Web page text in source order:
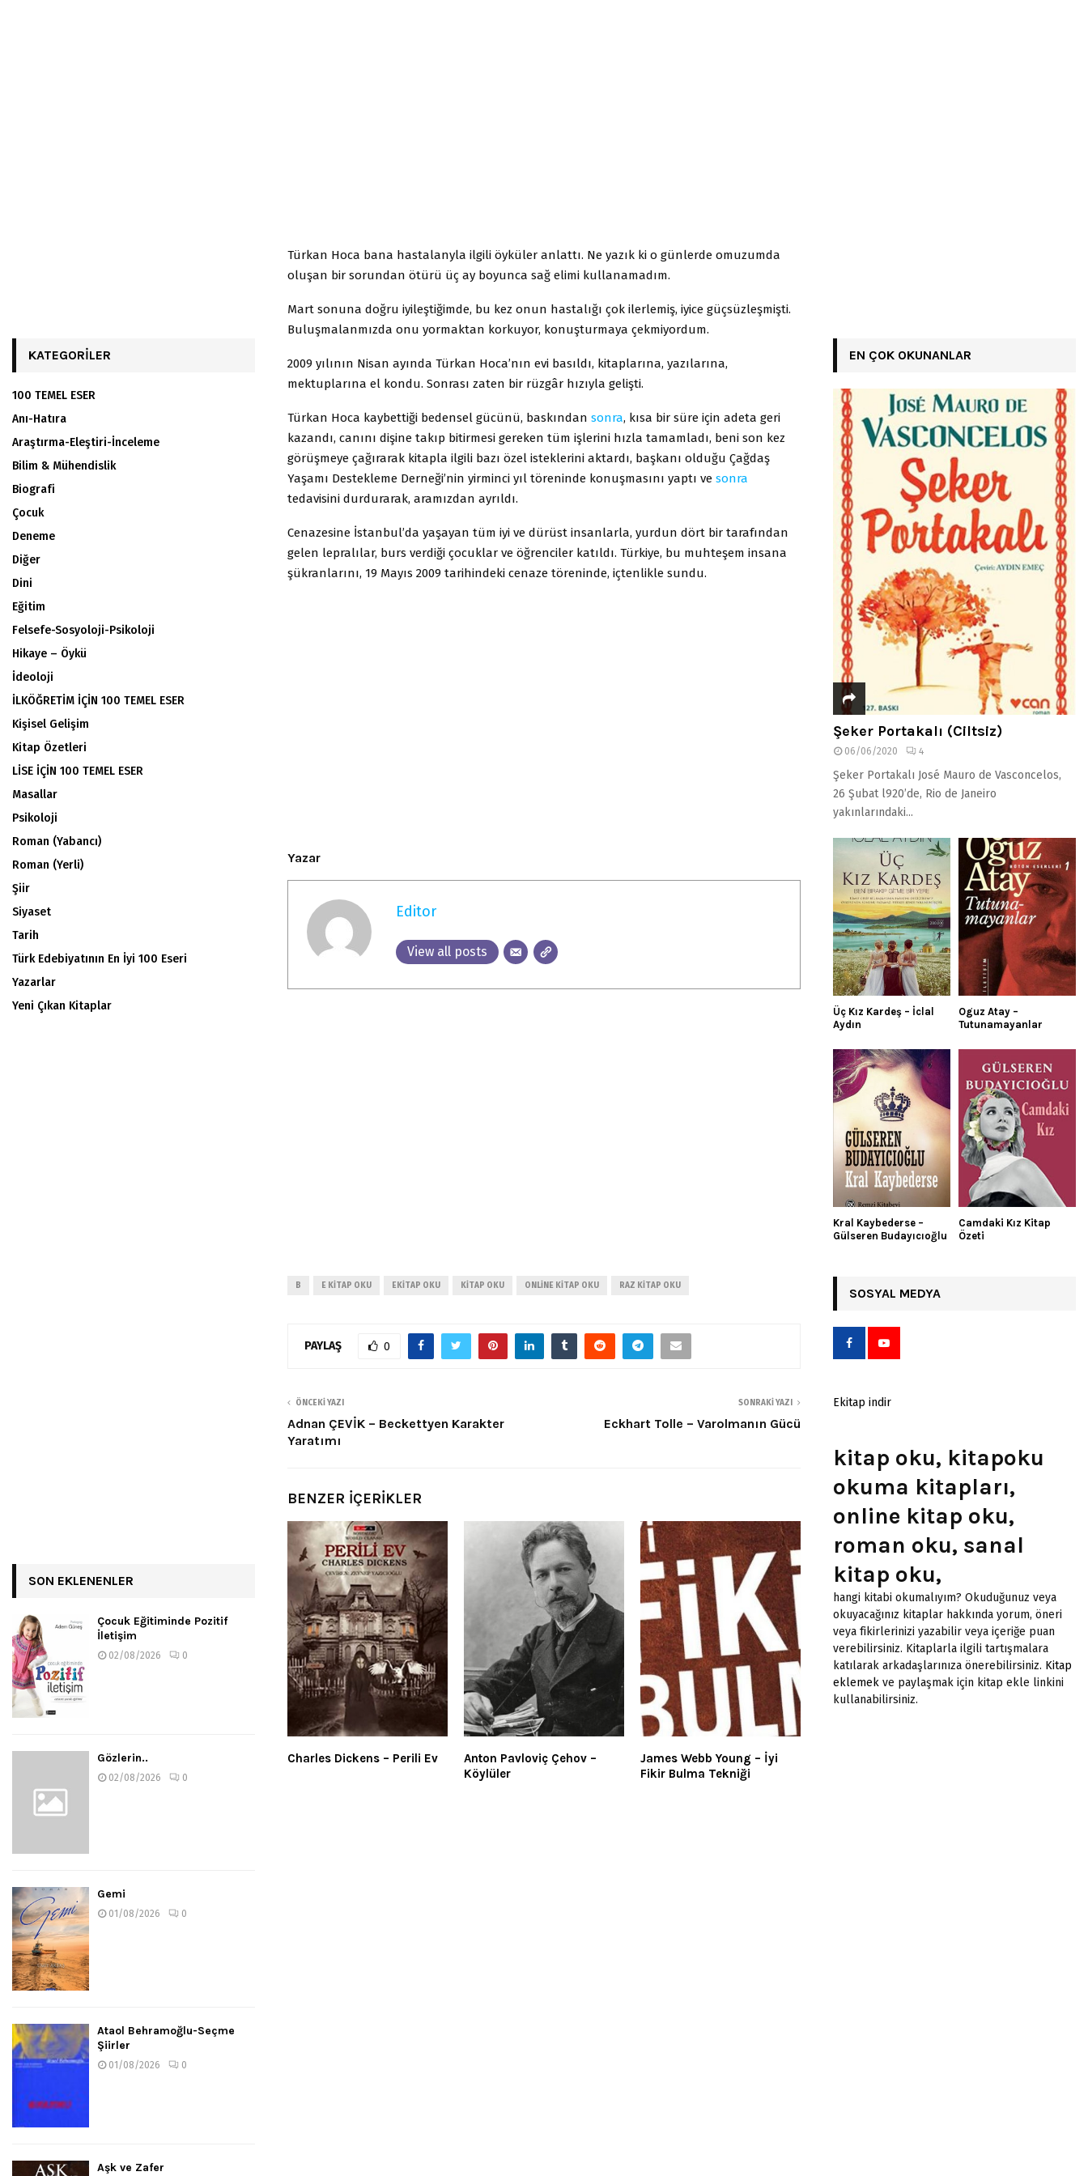
Türkan Hoca bana hastalanyla ilgili öyküler anlattı. Ne yazık ki o günlerde omuzumda
oluşan bir sorundan ötürü üç ay boyunca sağ elimi kullanamadım.
Mart sonuna doğru iyileştiğimde, bu kez onun hastalığı çok ilerlemiş, iyice güçsüzleşmişti.
Buluşmalanmızda onu yormaktan korkuyor, konuşturmaya çekmiyordum.
2009 yılının Nisan ayında Türkan Hoca’nın evi basıldı, kitaplarına, yazılarına,
mektuplarına el kondu. Sonrası zaten bir rüzgâr hızıyla gelişti.
Türkan Hoca kaybettiği bedensel gücünü, baskından sonra, kısa bir süre için adeta geri
kazandı, canını dişine takıp bitirmesi gereken tüm işlerini hızla tamamladı, beni son kez
görüşmeye çağırarak kitapla ilgili bazı özel isteklerini aktardı, başkanı olduğu Çağdaş
Yaşamı Destekleme Derneği’nin yirminci yıl töreninde konuşmasını yaptı ve sonra
tedavisini durdurarak, aramızdan ayrıldı.
Cenazesine İstanbul’da yaşayan tüm iyi ve dürüst insanlarla, yurdun dört bir tarafından
gelen lepralılar, burs verdiği çocuklar ve öğrenciler katıldı. Türkiye, bu muhteşem insana
şükranlarını, 19 Mayıs 2009 tarihindeki cenaze töreninde, içtenlikle sundu.
Yazar
Editor
View all posts
B E KITAP OKU EKITAP OKU KITAP OKU ONLINE KITAP OKU RAZ KITAP OKU
PAYLAŞ 0
ÖNCEKI YAZI
Adnan ÇEVİK – Beckettyen Karakter
Yaratımı
SONRAKI YAZI
Eckhart Tolle – Varolmanın Gücü
BENZER İÇERİKLER
Charles Dickens – Perili Ev
Anton Pavloviç Çehov –
Köylüler
James Webb Young – İyi
Fikir Bulma Tekniği
KATEGORILER
100 TEMEL ESER
Anı-Hatıra
Araştırma-Eleştiri-İnceleme
Bilim & Mühendislik
Biografi
Çocuk
Deneme
Diğer
Dini
Eğitim
Felsefe-Sosyoloji-Psikoloji
Hikaye – Öykü
İdeoloji
İLKÖĞRETİM İÇİN 100 TEMEL ESER
Kişisel Gelişim
Kitap Özetleri
LİSE İÇİN 100 TEMEL ESER
Masallar
Psikoloji
Roman (Yabancı)
Roman (Yerli)
Şiir
Siyaset
Tarih
Türk Edebiyatının En İyi 100 Eseri
Yazarlar
Yeni Çıkan Kitaplar
SON EKLENENLER
Çocuk Eğitiminde Pozitif
İletişim
02/08/2026 0
Gözlerin..
02/08/2026 0
Gemi
01/08/2026 0
Ataol Behramoğlu-Seçme
Şiirler
01/08/2026 0
Aşk ve Zafer
EN ÇOK OKUNANLAR
Şeker Portakalı (Ciltsiz)
06/06/2020 4
Şeker Portakalı José Mauro de Vasconcelos,
26 Şubat l920’de, Rio de Janeiro
yakınlarındaki...
Üç Kız Kardeş – İclal
Aydın
Oguz Atay –
Tutunamayanlar
Kral Kaybederse –
Gülseren Budayıcıoğlu
Camdaki Kız Kitap
Özeti
SOSYAL MEDYA
Ekitap indir
kitap oku, kitapoku
okuma kitapları,
online kitap oku,
roman oku, sanal
kitap oku,
hangi kitabi okumalıyım? Okuduğunuz veya
okuyacağınız kitaplar hakkında yorum, öneri
veya fikirlerinizi yazabilir veya içeriğe puan
verebilirsiniz. Kitaplarla ilgili tartışmalara
katılarak arkadaşlarınıza önerebilirsiniz. Kitap
eklemek ve paylaşmak için kitap ekle linkini
kullanabilirsiniz.